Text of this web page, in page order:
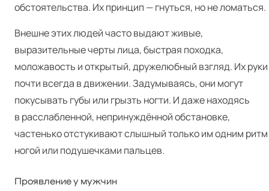
обстоятельства. Их принцип — гнуться, но не ломаться.
Внешне этих людей часто выдают живые,
выразительные черты лица, быстрая походка,
моложавость и открытый, дружелюбный взгляд. Их руки
почти всегда в движении. Задумываясь, они могут
покусывать губы или грызть ногти. И даже находясь
в расслабленной, непринуждённой обстановке,
частенько отстукивают слышный только им одним ритм
ногой или подушечками пальцев.
Проявление у мужчин